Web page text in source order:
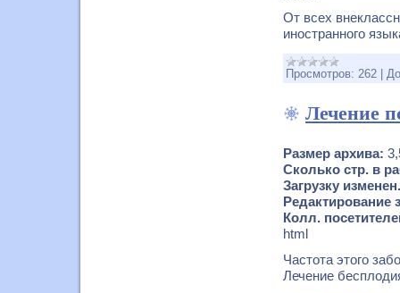
От всех
иностранного
Просмотров: 262
Лечение
Размер архива:
Сколько стр. в
Загрузку
Редактирование
Колл.
html
Частота этого
Лечение